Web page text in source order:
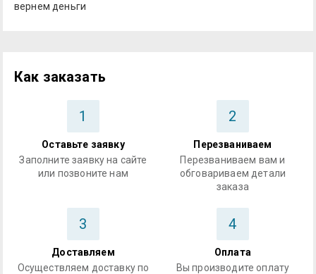
вернем деньги
Как заказать
1
Оставьте заявку
Заполните заявку на сайте
или позвоните нам
2
Перезваниваем
Перезваниваем вам и
обговариваем детали
заказа
3
Доставляем
Осуществляем доставку по
4
Оплата
Вы производите оплату